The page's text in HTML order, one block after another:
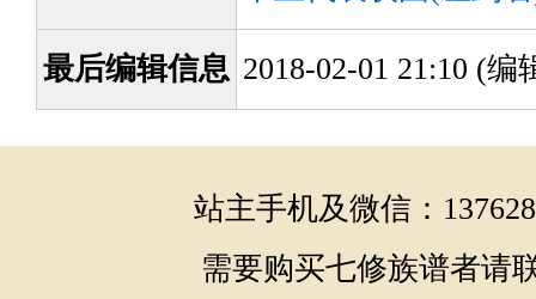
最后编辑信息 2018-02-01 21:10 (编
站主手机及微信：
需要购买七修族谱者请